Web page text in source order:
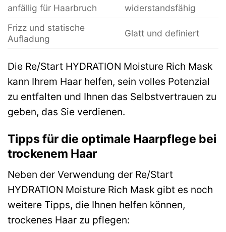
anfällig für Haarbruch
widerstandsfähig
Frizz und statische
Aufladung
Glatt und definiert
Die Re/Start HYDRATION Moisture Rich Mask
kann Ihrem Haar helfen, sein volles Potenzial
zu entfalten und Ihnen das Selbstvertrauen zu
geben, das Sie verdienen.
Tipps für die optimale Haarpflege bei
trockenem Haar
Neben der Verwendung der Re/Start
HYDRATION Moisture Rich Mask gibt es noch
weitere Tipps, die Ihnen helfen können,
trockenes Haar zu pflegen: